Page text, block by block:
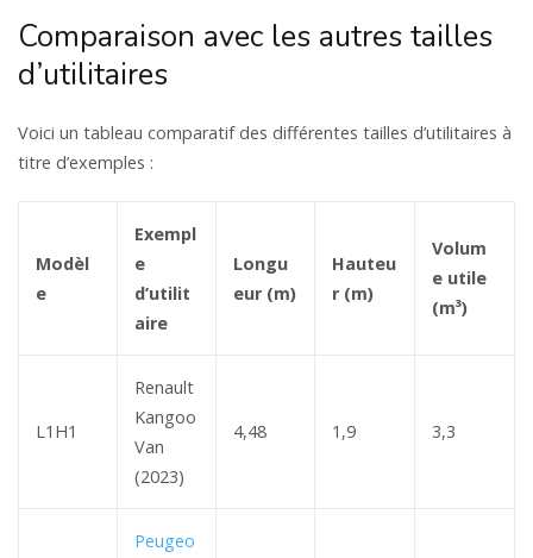
Comparaison avec les autres tailles
d’utilitaires
Voici un tableau comparatif des différentes tailles d’utilitaires à
titre d’exemples :
Modèl
e
Exempl
e
d’utilit
aire
Longu
eur (m)
Hauteu
r (m)
Volum
e utile
(m³)
L1H1
Renault
Kangoo
Van
(2023)
4,48 1,9 3,3
Peugeo